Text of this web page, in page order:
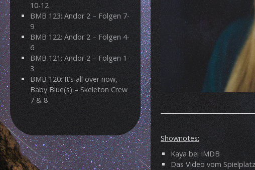
10-12
BMB 123: Andor 2 – Folgen 7-
9
BMB 122: Andor 2 – Folgen 4-
6
BMB 121: Andor 2 – Folgen 1-
3
BMB 120: It’s all over now,
Baby Blue(s) – Skeleton Crew
7 & 8
Shownotes:
Kaya bei IMDB
Das Video vom